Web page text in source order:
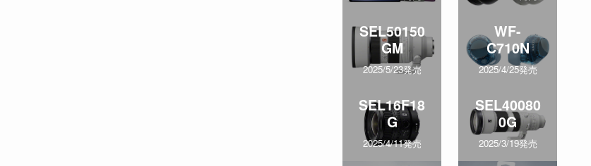
SEL50150
GM
2025/5/23発売
WF-
C710N
2025/4/25発売
SEL16F18
G
2025/4/11発売
SEL40080
0G
2025/3/19発売